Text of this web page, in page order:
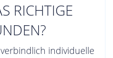
RICHTIGE
individuelle